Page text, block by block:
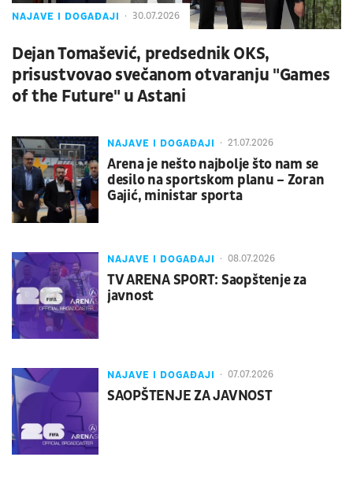
NAJAVE I DOGAĐAJI 30.07.2026
Dejan Tomašević, predsednik OKS,
prisustvovao svečanom otvaranju "Games
of the Future" u Astani
NAJAVE I DOGAĐAJI 21.07.2026
Arena je nešto najbolje što nam se
desilo na sportskom planu – Zoran
Gajić, ministar sporta
NAJAVE I DOGAĐAJI 08.07.2026
TV ARENA SPORT: Saopštenje za
javnost
NAJAVE I DOGAĐAJI 07.07.2026
SAOPŠTENJE ZA JAVNOST